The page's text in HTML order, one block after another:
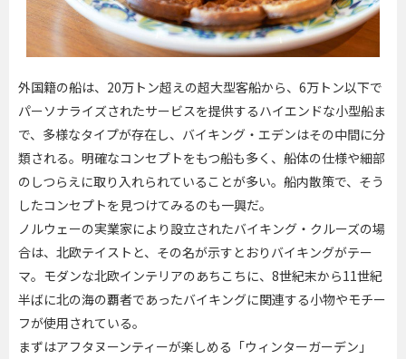
外国籍の船は、20万トン超えの超大型客船から、6万トン以下で
パーソナライズされたサービスを提供するハイエンドな小型船ま
で、多様なタイプが存在し、バイキング・エデンはその中間に分
類される。明確なコンセプトをもつ船も多く、船体の仕様や細部
のしつらえに取り入れられていることが多い。船内散策で、そう
したコンセプトを見つけてみるのも一興だ。
ノルウェーの実業家により設立されたバイキング・クルーズの場
合は、北欧テイストと、その名が示すとおりバイキングがテー
マ。モダンな北欧インテリアのあちこちに、8世紀末から11世紀
半ばに北の海の覇者であったバイキングに関連する小物やモチー
フが使用されている。
まずはアフタヌーンティーが楽しめる「ウィンターガーデン」